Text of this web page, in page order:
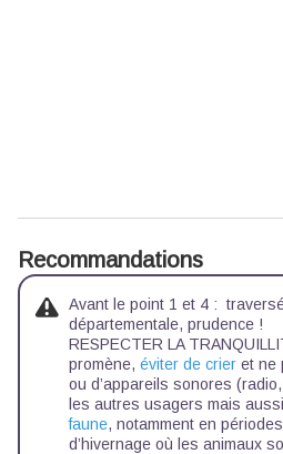
Recommandations
Avant le point 1 et 4 :
départementale, prudence !
RESPECTER LA
promène, éviter de crier et ne
ou d’appareils sonores
les autres usagers mais
faune, notamment en
d’hivernage où les animaux